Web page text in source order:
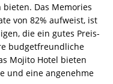
Das Memories
von 82% aufweist, ist
die ein gutes Preis-
budgetfreundliche
Mojito Hotel bieten
und eine angenehme